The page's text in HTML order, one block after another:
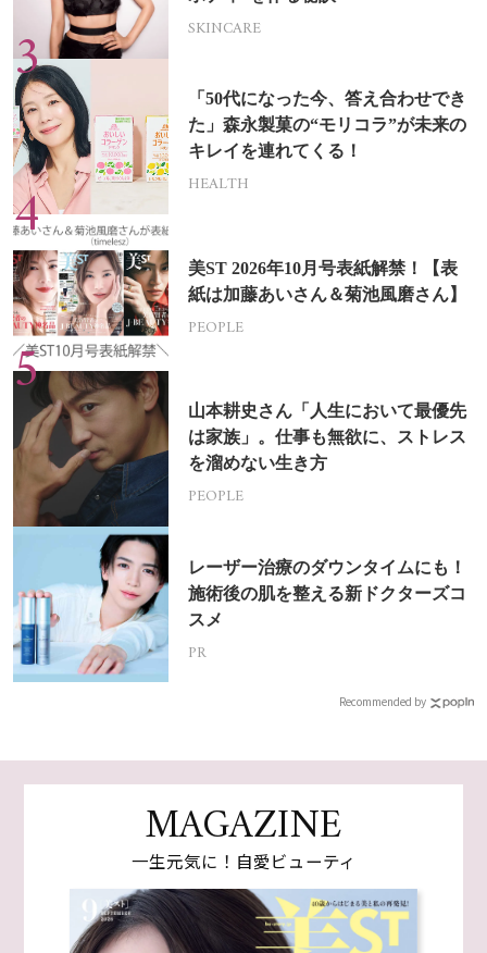
SKINCARE
「50代になった今、答え合わせでき
た」森永製菓の“モリコラ”が未来の
キレイを連れてくる！
HEALTH
美ST 2026年10月号表紙解禁！【表
紙は加藤あいさん＆菊池風磨さん】
PEOPLE
山本耕史さん「人生において最優先
は家族」。仕事も無欲に、ストレス
を溜めない生き方
PEOPLE
レーザー治療のダウンタイムにも！
施術後の肌を整える新ドクターズコ
スメ
PR
Recommended by
MAGAZINE
一生元気に！自愛ビューティ